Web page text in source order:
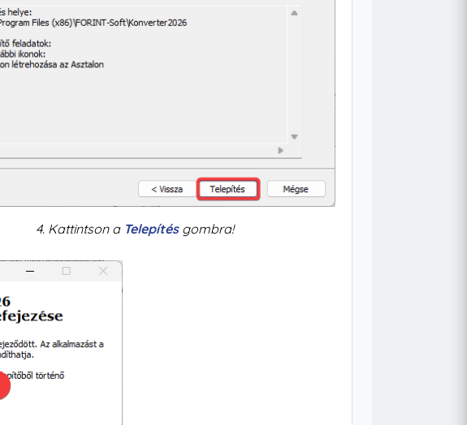
4. Kattintson a Telepítésgombra!